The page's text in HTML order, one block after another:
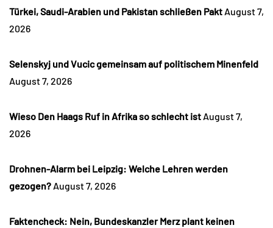
Türkei, Saudi-Arabien und Pakistan schließen Pakt August 7,
2026
Selenskyj und Vucic gemeinsam auf politischem Minenfeld
August 7, 2026
Wieso Den Haags Ruf in Afrika so schlecht ist August 7,
2026
Drohnen-Alarm bei Leipzig: Welche Lehren werden
gezogen? August 7, 2026
Faktencheck: Nein, Bundeskanzler Merz plant keinen